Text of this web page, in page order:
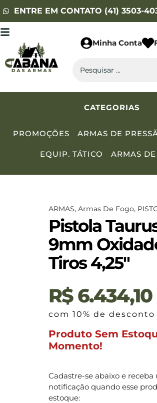
ENTRE EM CONTATO (41) 3503-
Minha Conta
CATEGORIAS
PROMOÇÕES ARMAS DE
EQUIP. TÁTICO ARMAS
ARMAS, Armas De Fogo,
Pistola
9mm
Tiros 4,25″
R$6.434,10
com 10% de desconto
Produto Sem
Momento!
Cadastre-se abaixo e receba
notificação quando esse
estoque: